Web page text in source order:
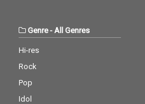
Genre- All Genres
Hi-res
Rock
Pop
Idol